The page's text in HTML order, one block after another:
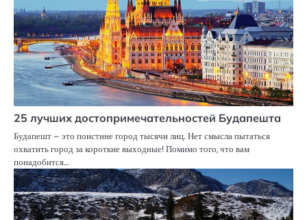
25 лучших достопримечательностей Будапешта
Будапешт – это поистине город тысячи лиц. Нет смысла пытаться
охватить город за короткие выходные! Помимо того, что вам
понадобится…